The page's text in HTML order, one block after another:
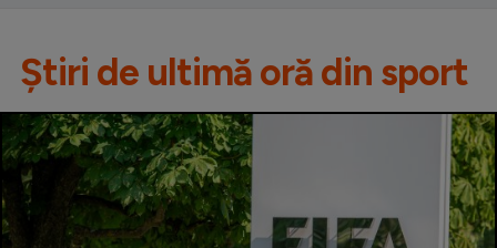
Știri de ultimă oră din sport